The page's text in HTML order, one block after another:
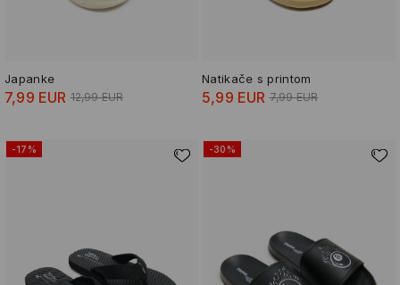
Japanke
7,99 EUR 12,99 EUR
Natikače s printom
5,99 EUR 7,99 EUR
-17% -30%